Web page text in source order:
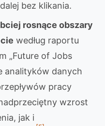
bez klikania.
rosnące obszary
według raportu
„Future of Jobs
analityków danych
pracy
wzrost
jak i